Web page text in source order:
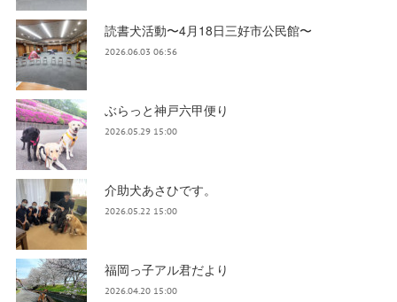
読書犬活動〜4月18日三好市公民館〜
2026.06.03 06:56
ぶらっと神戸六甲便り
2026.05.29 15:00
介助犬あさひです。
2026.05.22 15:00
福岡っ子アル君だより
2026.04.20 15:00